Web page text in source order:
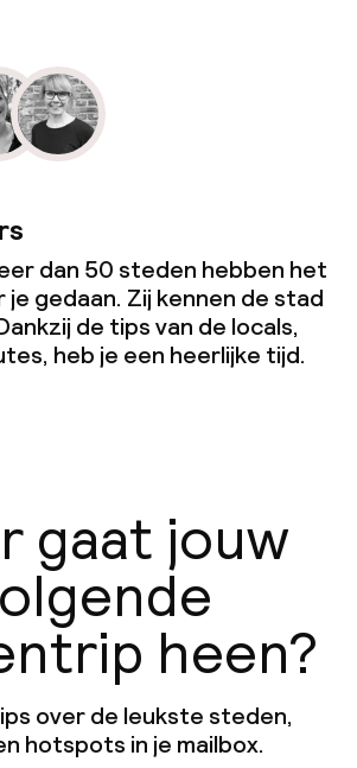
dan 50 steden hebben het
gedaan. Zij kennen de stad
de tips van de locals,
heb je een heerlijke tijd.
gaat jouw
heen?
over de leukste steden,
hotspots in je mailbox.